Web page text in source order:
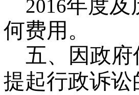
2016年度及
何费用。
五、因政
提起行政诉讼